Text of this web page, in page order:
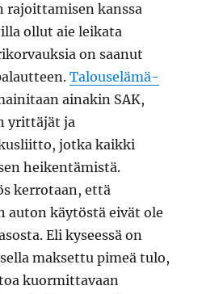
rajoittamisen kanssa
ollut aie leikata
on saanut
Talouselämä-
ainakin SAK,
yrittäjät ja
jotka kaikki
heikentämistä.
kerrotaan, että
auton käytöstä eivät ole
Eli kyseessä on
maksettu pimeä tulo,
kuormittavaan